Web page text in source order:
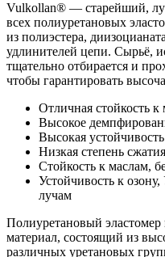
Vulkollan® — старейший,
всех полиуретановых
из полиэстера,
удлинителей цепи. Сырьё,
тщательно отбирается и
чтобы гарантировать
Отличная стойкость
Высокое
Высокая
Низкая степень сжатия
Стойкость к маслам,
Устойчивость к
лучам
Полиуретановый эластомер
материал, состоящий из
различных уретановых